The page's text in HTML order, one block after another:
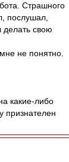
Страшного
послушал,
свою
не понятно.
какие-либо
признателен